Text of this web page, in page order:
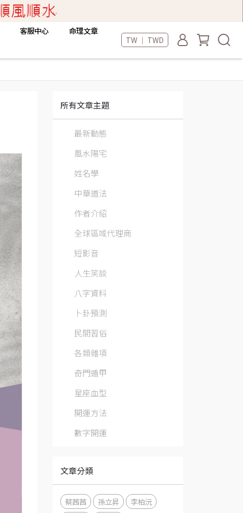
客服中心
命理文章
TW ｜ TWD
所有文章主題
最新動態
風水陽宅
姓名學
中華道法
作者介紹
全球區域代理商
短影音
人生笑談
八字資料
卜卦預測
民間習俗
各類雜項
奇門遁甲
星座血型
開運方法
數字開運
文章分類
蔡茜茜 孫立昇
李柏沅